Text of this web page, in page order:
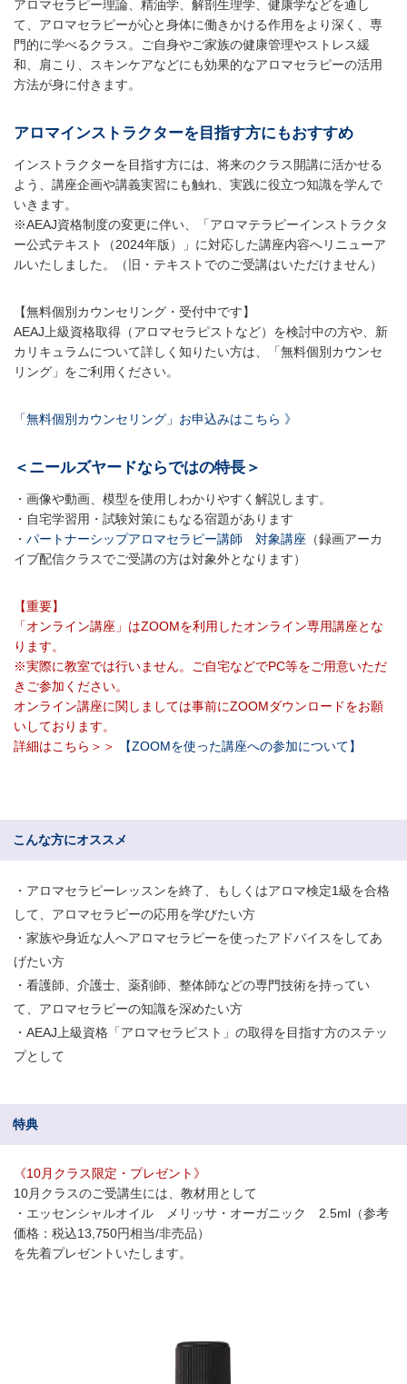
アロマセラピー理論、精油学、解剖生理学、健康学などを通し
て、アロマセラピーが心と身体に働きかける作用をより深く、専
門的に学べるクラス。ご自身やご家族の健康管理やストレス緩
和、肩こり、スキンケアなどにも効果的なアロマセラピーの活用
方法が身に付きます。
アロマインストラクターを目指す方にもおすすめ
インストラクターを目指す方には、将来のクラス開講に活かせる
よう、講座企画や講義実習にも触れ、実践に役立つ知識を学んで
いきます。
※AEAJ資格制度の変更に伴い、「アロマテラピーインストラクタ
ー公式テキスト（2024年版）」に対応した講座内容へリニューア
ルいたしました。（旧・テキストでのご受講はいただけません）
【無料個別カウンセリング・受付中です】
AEAJ上級資格取得（アロマセラピストなど）を検討中の方や、新
カリキュラムについて詳しく知りたい方は、「無料個別カウンセ
リング」をご利用ください。
「無料個別カウンセリング」お申込みはこちら 》
＜ニールズヤードならではの特長＞
・画像や動画、模型を使用しわかりやすく解説します。
・自宅学習用・試験対策にもなる宿題があります
・ パートナーシップアロマセラピー講師 対象講座 （録画アーカ
イブ配信クラスでご受講の方は対象外となります）
【重要】
「オンライン講座」はZOOMを利用したオンライン専用講座とな
ります。
※実際に教室では行いません。ご自宅などでPC等をご用意いただ
きご参加ください。
オンライン講座に関しましては事前にZOOMダウンロードをお願
いしております。
詳細はこちら＞＞
【ZOOMを使った講座への参加について】
こんな方にオススメ
・アロマセラピーレッスンを終了、もしくはアロマ検定1級を合格
して、アロマセラピーの応用を学びたい方
・家族や身近な人へアロマセラピーを使ったアドバイスをしてあ
げたい方
・看護師、介護士、薬剤師、整体師などの専門技術を持ってい
て、アロマセラピーの知識を深めたい方
・AEAJ上級資格「アロマセラピスト」の取得を目指す方のステッ
プとして
特典
《10月クラス限定・プレゼント》
10月クラスのご受講生には、教材用として
・エッセンシャルオイル メリッサ・オーガニック 2.5ml（参考
価格：税込13,750円相当/非売品）
を先着プレゼントいたします。